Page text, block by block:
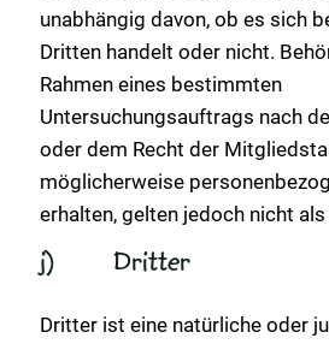
unabhängig davon, ob es sich
Dritten handelt oder nicht.
Rahmen eines bestimmten
Untersuchungsauftrags nach
oder dem Recht der
möglicherweise
erhalten, gelten jedoch nicht
j) Dritter
Dritter ist eine natürliche oder